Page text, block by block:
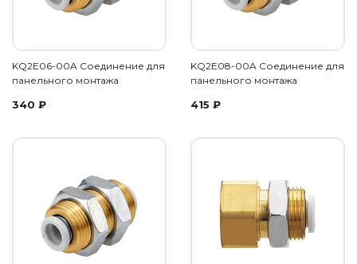
KQ2E06-00A Соединение для
панельного монтажа
340 ₽
KQ2E08-00A Соединение для
панельного монтажа
415 ₽